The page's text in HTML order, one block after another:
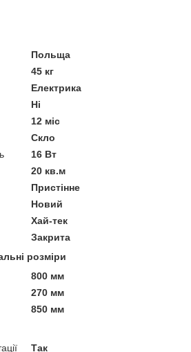
Польща
45 кг
Електрика
Ні
12 міс
Скло
16 Вт
20 кв.м
Пристінне
Новий
Хай-тек
Закрита
розміри
800 мм
270 мм
850 мм
Так